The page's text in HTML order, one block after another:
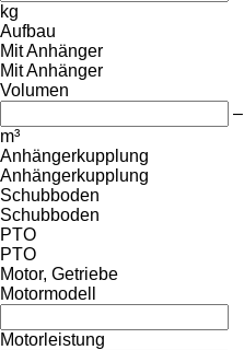
kg
Aufbau
Mit Anhänger
Mit Anhänger
Volumen
–
m³
Anhängerkupplung
Anhängerkupplung
Schubboden
Schubboden
PTO
PTO
Motor, Getriebe
Motormodell
Motorleistung